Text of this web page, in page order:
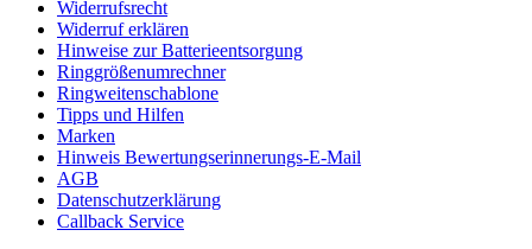
Widerrufsrecht
Widerruf erklären
Hinweise zur Batterieentsorgung
Ringgrößenumrechner
Ringweitenschablone
Tipps und Hilfen
Marken
Hinweis Bewertungserinnerungs-E-Mail
AGB
Datenschutzerklärung
Callback Service